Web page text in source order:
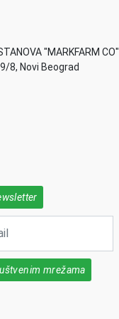
"MARKFARM CO"
8, Novi Beograd
mrežama